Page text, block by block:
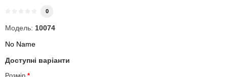
0
Модель: 10074
No Name
Доступні варіанти